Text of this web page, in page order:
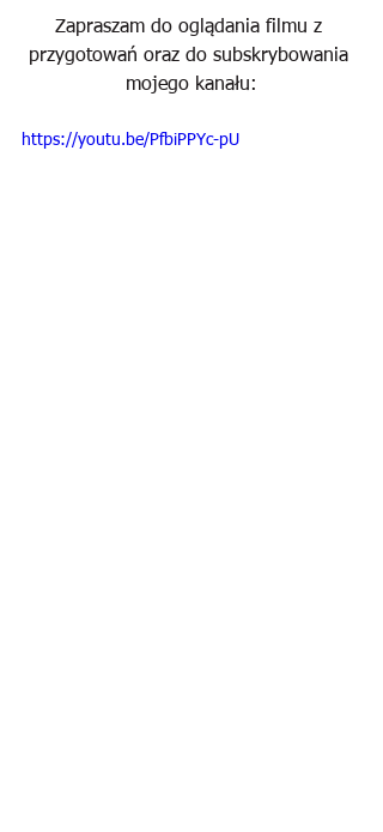
Zapraszam do oglądania filmu z
przygotowań oraz do subskrybowania
mojego kanału:
https://youtu.be/PfbiPPYc-pU